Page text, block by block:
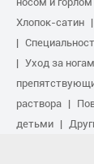
Хлопок-сатин
Уход за
раствора
детьми